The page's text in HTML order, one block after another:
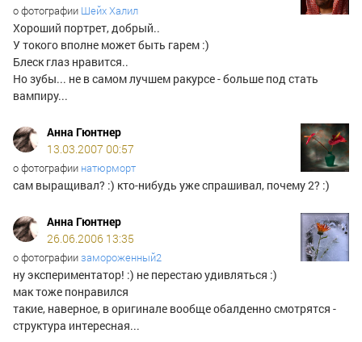
о фотографии Шейх Халил
Хороший портрет, добрый..
У токого вполне может быть гарем :)
Блеск глаз нравится..
Но зубы... не в самом лучшем ракурсе - больше под стать
вампиру...
Анна Гюнтнер
13.03.2007 00:57
о фотографии натюрморт
сам выращивал? :) кто-нибудь уже спрашивал, почему 2? :)
Анна Гюнтнер
26.06.2006 13:35
о фотографиизамороженный2
ну экспериментатор! :) не перестаю удивляться :)
мак тоже понравился
такие, наверное, в оригинале вообще обалденно смотрятся -
структура интересная...